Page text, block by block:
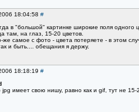
18:04:58 #
в "большой" картинке широкие поля одного
там, на глаз, 15-20 цветов.
же самое с фото - цвета потеряете - в этом
и быть.... обещания я держу.
18:18:19 #
jpg имеет свою нишу, равно как и gif, тут не 15-